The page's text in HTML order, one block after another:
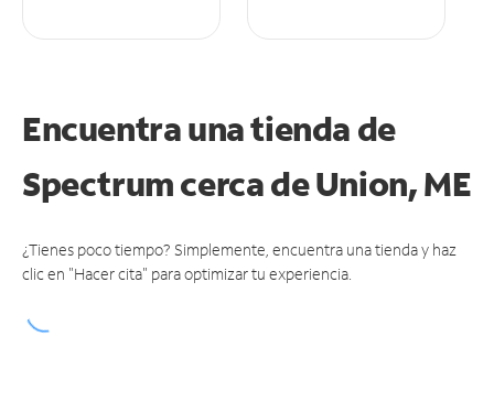
Encuentra una tienda de
Spectrumcerca de Union, ME
¿Tienes poco tiempo? Simplemente, encuentra una tienda y haz
clic en "Hacer cita" para optimizar tu experiencia.